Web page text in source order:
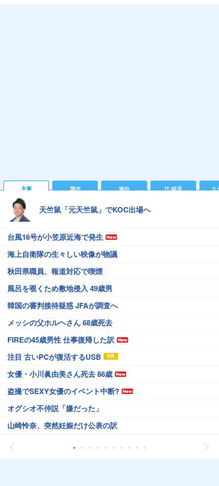
主要 国内 海外 IT 経済 ス
天竺鼠「元天竺鼠」でKOC出場へ
台風16号が小笠原近海で発生
海上自衛隊の生々しい映像が物議
秋田県職員、報道対応で喫煙
風呂を覗くため敷地侵入 49歳男
韓国の審判接待疑惑 JFAが調査へ
メッシの父ホルヘさん 68歳死去
FIREの45歳男性 仕事復帰した訳
注目 古いPCが復活するUSB
女優・小川眞由美さん死去 86歳
盗撮でSEXY女優のイベント中断?
オグシオ不仲説「嫌だった」
山崎怜奈、突然妊娠だけ公表の訳